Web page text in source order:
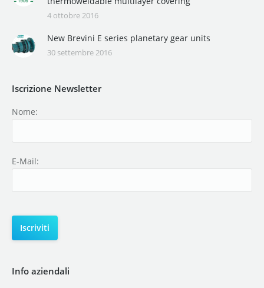
4 ottobre 2016
New Brevini E series planetary gear units
30 settembre 2016
Iscrizione Newsletter
Nome:
E-Mail:
Info aziendali